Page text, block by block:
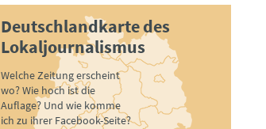
Deutschlandkarte des
Lokaljournalismus
Welche Zeitung erscheint
wo? Wie hoch ist die
Auflage? Und wie komme
ich zu ihrer Facebook-Seite?